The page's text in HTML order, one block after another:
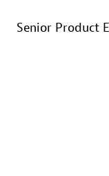
Senior Product